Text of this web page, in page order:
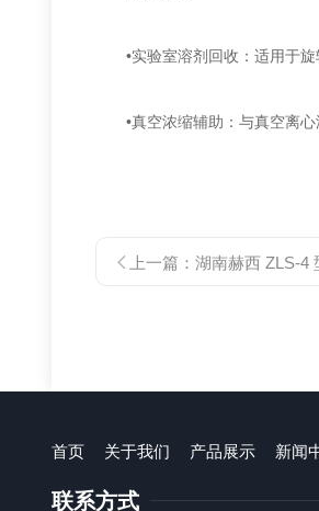
‌•实验室溶剂回收‌：适用于旋
‌•真空浓缩辅助‌：与真空离心
上一篇：湖南赫西 ZLS-4 型真空离心浓缩设
首页 关于我们 产品展示 新闻
联系方式